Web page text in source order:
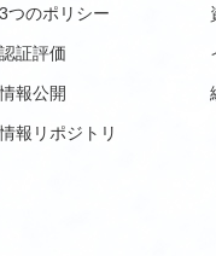
3つのポリシー
認証評価
情報公開
情報リポジトリ